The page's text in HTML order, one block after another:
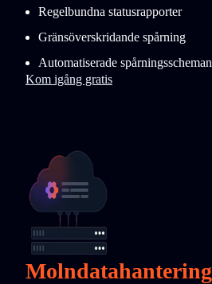
Regelbundna statusrapporter
Gränsöverskridande spårning
Automatiserade spårningsscheman
Kom igång gratis
Molndatahantering